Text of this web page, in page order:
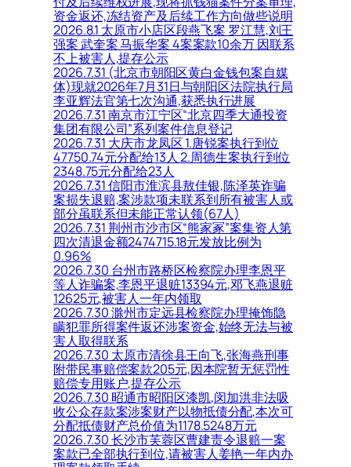
资金返还,冻结资产及后续工作方向做些说明
2026.8.1 太原市小店区段燕飞案 罗江慧,刘王
强案 武奎案 马振华案 4案案款10余万 因联系
不上被害人,提存公示
2026.7.31 (北京市朝阳区黄白金钱包案自媒
体)现就2026年7月31日与朝阳区法院执行局
李亚辉法官第七次沟通,获悉执行进展
2026.7.31 南京市江宁区“北京四季大通投资
集团有限公司”系列案件信息登记
2026.7.31 大庆市龙凤区 1.唐锐案执行到位
47750.74元分配给13人 2.周德生案执行到位
2348.75元分配给23人
2026.7.31 信阳市淮滨县敖佳银,陈泽英诈骗
案损失退赔,案涉款项未联系到所有被害人或
部分虽联系但未能正常认领(67人)
2026.7.31 荆州市沙市区“熊家冢”案集资人第
四次清退金额2474715.18元发放比例为
0.96%
2026.7.30 台州市路桥区检察院办理李恩平
等人诈骗案,李恩平退赃13394元,邓飞燕退赃
12625元,被害人一年内领取
2026.7.30 滁州市定远县检察院办理掩饰隐
瞒犯罪所得案件返还涉案资金,始终无法与被
害人取得联系
2026.7.30 太原市清徐县王向飞,张海燕刑事
附带民事赔偿案款205元,因本院暂无惩罚性
赔偿专用账户,提存公示
2026.7.30 昭通市昭阳区漆凯,闵加洪非法吸
收公众存款案涉案财产以物抵债分配,本次可
分配抵债财产总价值为1178.5248万元
2026.7.30 长沙市芙蓉区曹建责令退赔一案
案款已全部执行到位,请被害人姜艳一年内办